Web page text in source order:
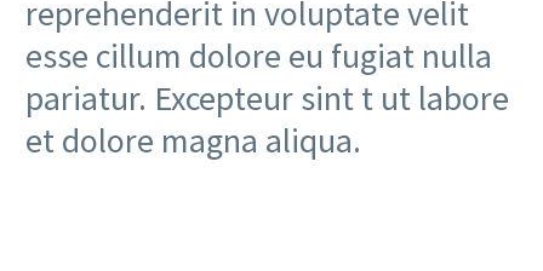
reprehenderit in voluptate velit
esse cillum dolore eu fugiat nulla
pariatur. Excepteur sint t ut labore
et dolore magna aliqua.